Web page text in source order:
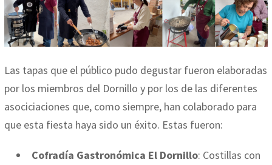
Las tapas que el público pudo degustar fueron elaboradas
por los miembros del Dornillo y por los de las diferentes
asociciaciones que, como siempre, han colaborado para
que esta fiesta haya sido un éxito. Estas fueron:
Cofradía Gastronómica El Dornillo: Costillas con